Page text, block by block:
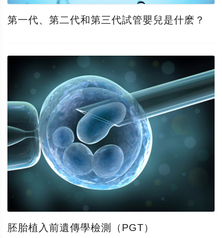
第一代、第二代和第三代試管嬰兒是什麽？
胚胎植入前遺傳學檢測（PGT）